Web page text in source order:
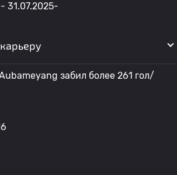
- 31.07.2025-
забил более 261 гол/